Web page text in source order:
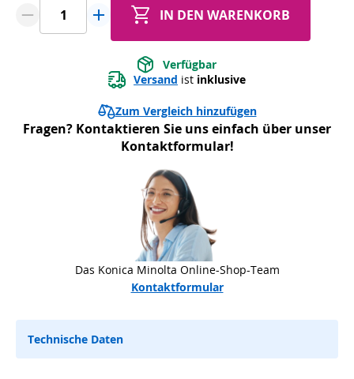
IN DEN WARENKORB
Verfügbar
Versand ist inklusive
Zum Vergleich hinzufügen
Fragen? Kontaktieren Sie uns einfach über unser
Kontaktformular!
Das Konica Minolta Online-Shop-Team
Kontaktformular
Technische Daten